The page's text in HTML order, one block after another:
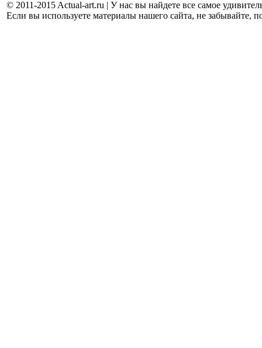
© 2011-2015 Actual-art.ru | У нас вы найдете все самое
Если вы используете материалы нашего сайта, не забывайте,